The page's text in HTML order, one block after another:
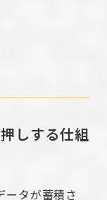
しする仕組
ータが蓄積さ